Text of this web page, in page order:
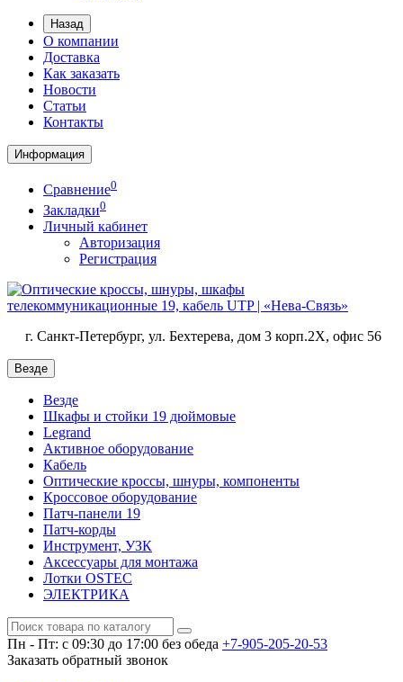
Назад
О компании
Доставка
Как заказать
Новости
Статьи
Контакты
Информация
Сравнение0
Закладки0
Личный кабинет
Авторизация
Регистрация
г. Санкт-Петербург, ул. Бехтерева, дом 3 корп.2X, офис 56
Везде
Везде
Шкафы и стойки 19 дюймовые
Legrand
Активное оборудование
Кабель
Оптические кроссы, шнуры, компоненты
Кроссовое оборудование
Патч-панели 19
Патч-корды
Инструмент, УЗК
Аксессуары для монтажа
Лотки OSTEC
ЭЛЕКТРИКА
Пн - Пт: с 09:30 до 17:00 без обеда +7-905-205-20-53
Заказать обратный звонок